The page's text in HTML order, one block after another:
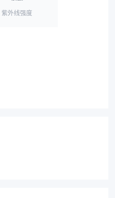
紫外线强度